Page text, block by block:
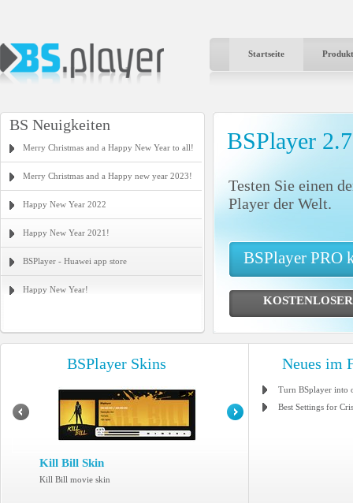
Startseite
BS Neuigkeiten
Merry Christmas and a Happy New Year to all!
Merry Christmas and a Happy new year 2023!
Happy New Year 2022
Happy New Year 2021!
BSPlayer - Huawei app store
Happy New Year!
BSPlayer
Testen Sie einen
Player der Welt.
BSPlayer PRO
BSPlayer Skins
Kill Bill Skin
Kill Bill movie skin
Neues im
Turn BSplayer into
Best Settings for